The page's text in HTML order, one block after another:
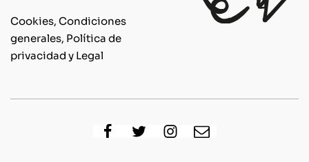
Cookies, Condiciones
generales, Política de
privacidad y Legal